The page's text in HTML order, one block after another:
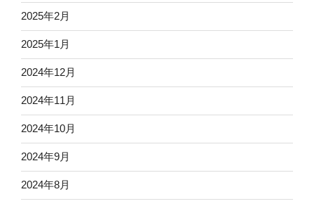
2025年2月
2025年1月
2024年12月
2024年11月
2024年10月
2024年9月
2024年8月